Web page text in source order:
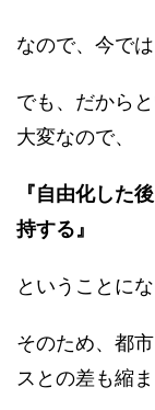
なので、今で
でも、だから
大変なので、
『自由化した
持する』
ということに
そのため、都
スとの差も縮